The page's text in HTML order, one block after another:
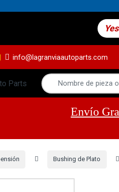
info@lagranviaautoparts.com
Envío
Bushing de Plato